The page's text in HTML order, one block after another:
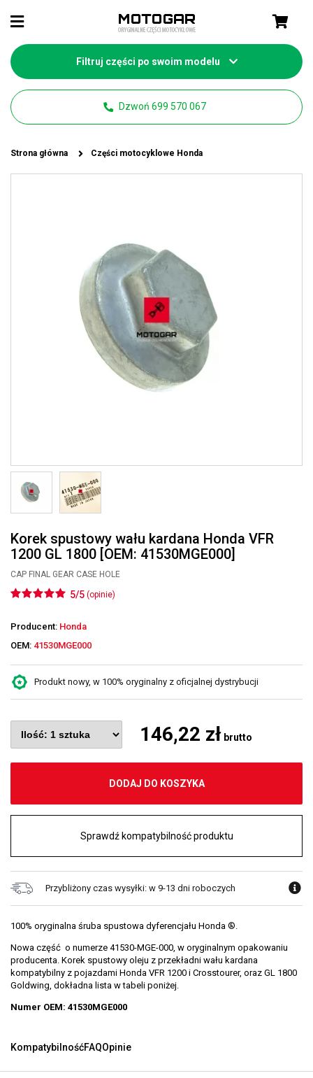
Filtruj części po swoim modelu
Dzwoń 699 570 067
Strona główna Części motocyklowe Honda
Korek spustowy wału kardana Honda VFR
1200 GL 1800 [OEM: 41530MGE000]
CAP FINAL GEAR CASE HOLE
5/5 (opinie)
Producent: Honda
OEM: 41530MGE000
Produkt nowy, w 100% oryginalny z oficjalnej dystrybucji
146,22 zł brutto
DODAJ DO KOSZYKA
Sprawdź kompatybilność produktu
Przybliżony czas wysyłki: w 9-13 dni roboczych
100% oryginalna śruba spustowa dyferencjału Honda ®.
Nowa część o numerze 41530-MGE-000, w oryginalnym opakowaniu
producenta. Korek spustowy oleju z przekładni wału kardana
kompatybilny z pojazdami Honda VFR 1200 i Crosstourer, oraz GL 1800
Goldwing, dokładna lista w tabeli poniżej.
Numer OEM: 41530MGE000
KompatybilnośćFAQOpinie